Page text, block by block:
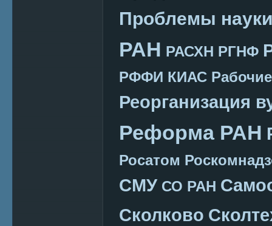
Проблемы науки
РАН РАСХН РГНФ
РФФИ КИАС
Реорганизация
Реформа РАН
Росатом
СМУ СО РАН
Сколково